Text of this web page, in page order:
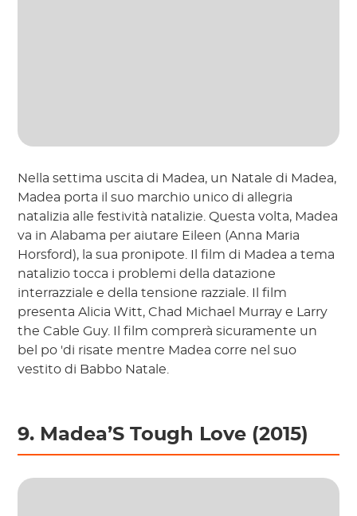
Nella settima uscita di Madea, un Natale di Madea,
Madea porta il suo marchio unico di allegria
natalizia alle festività natalizie. Questa volta, Madea
va in Alabama per aiutare Eileen (Anna Maria
Horsford), la sua pronipote. Il film di Madea a tema
natalizio tocca i problemi della datazione
interrazziale e della tensione razziale. Il film
presenta Alicia Witt, Chad Michael Murray e Larry
the Cable Guy. Il film comprerà sicuramente un
bel po 'di risate mentre Madea corre nel suo
vestito di Babbo Natale.
9. Madea’S Tough Love (2015)